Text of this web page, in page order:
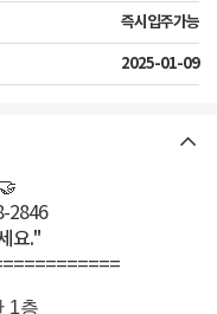
즉시입주가능
2025-01-09
2846
요."
1층